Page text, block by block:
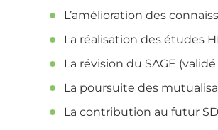
L’amélioration des
La réalisation des études
La révision du SAGE (validé
La poursuite des
La contribution au futur